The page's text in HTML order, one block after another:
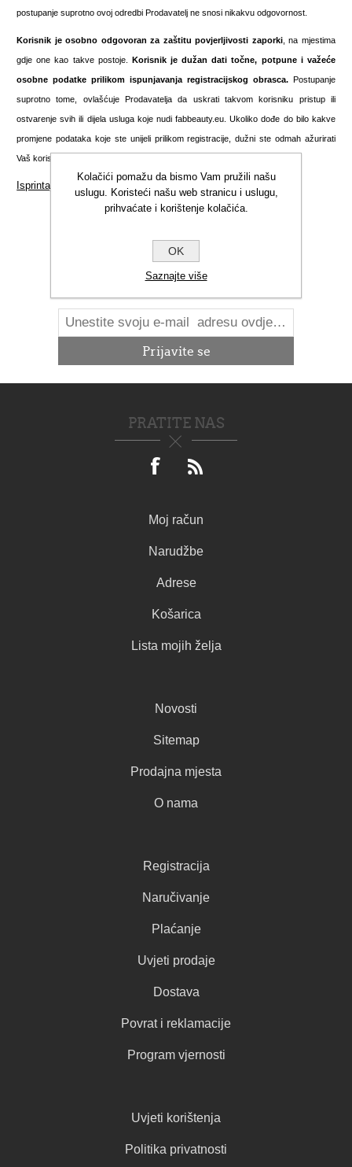
postupanje suprotno ovoj odredbi Prodavatelj ne snosi nikakvu odgovornost.
Korisnik je osobno odgovoran za zaštitu povjerljivosti zaporki, na mjestima
gdje one kao takve postoje. Korisnik je dužan dati točne, potpune i važeće
osobne podatke prilikom ispunjavanja registracijskog obrasca.Postupanje
suprotno tome, ovlašćuje Prodavatelja da uskrati takvom korisniku pristup ili
ostvarenje svih ili dijela usluga koje nudi fabbeauty.eu. Ukoliko dođe do bilo kakve
promjene podataka koje ste unijeli prilikom registracije, dužni ste odmah ažurirati
Vaš korisnički račun kako biste nas obavijestili o nastalim promjenama.
Isprintajte ovu stranicu
NOVOSTI
PRATITE NAS
Moj račun
Narudžbe
Adrese
Košarica
Lista mojih želja
Novosti
Sitemap
Prodajna mjesta
O nama
Registracija
Naručivanje
Plaćanje
Uvjeti prodaje
Dostava
Povrat i reklamacije
Program vjernosti
Uvjeti korištenja
Politika privatnosti
Kolačići pomažu da bismo Vam pružili našu
uslugu. Koristeći našu web stranicu i uslugu,
prihvaćate i korištenje kolačića.
OK
Saznajte više